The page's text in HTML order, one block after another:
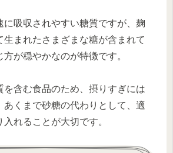
に吸収されやすい糖質ですが、麹
生まれたさまざまな糖が含まれて
が穏やかなのが特徴です。
を含む食品のため、摂りすぎには
あくまで砂糖の代わりとして、適
れることが大切です。